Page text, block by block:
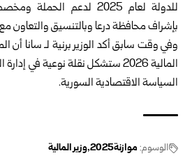
للدولة لعام 2025 لدعم
بإشراف محافظة درعا وبالتنسيق والتعاون مع
وفي وقت سابق أكد الوزير برنية لـ سانا أن
المالية 2026 ستشكل نقلة نوعية
السياسة الاقتصادية السورية.
الوسوم: موازنة2025 وزير المالية